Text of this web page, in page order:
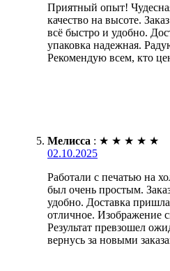
Приятный опыт!
качество на высоте.
всё быстро и удобно.
упаковка надежная.
Рекомендую всем, кто
Мелисса : ★ ★ ★ ★ ★
02.10.2025
Работали с печатью на
был очень простым.
удобно. Доставка
отличное. Изображение
Результат превзошел
вернусь за новыми